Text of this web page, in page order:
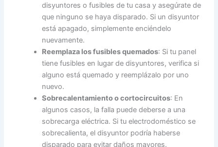
disyuntores o fusibles de tu casa y asegúrate de
que ninguno se haya disparado. Si un disyuntor
está apagado, simplemente enciéndelo
nuevamente.
Reemplaza los fusibles quemados: Si tu panel
tiene fusibles en lugar de disyuntores, verifica si
alguno está quemado y reemplázalo por uno
nuevo.
Sobrecalentamiento o cortocircuitos: En
algunos casos, la falla puede deberse a una
sobrecarga eléctrica. Si tu electrodoméstico se
sobrecalienta, el disyuntor podría haberse
disparado para evitar daños mayores.